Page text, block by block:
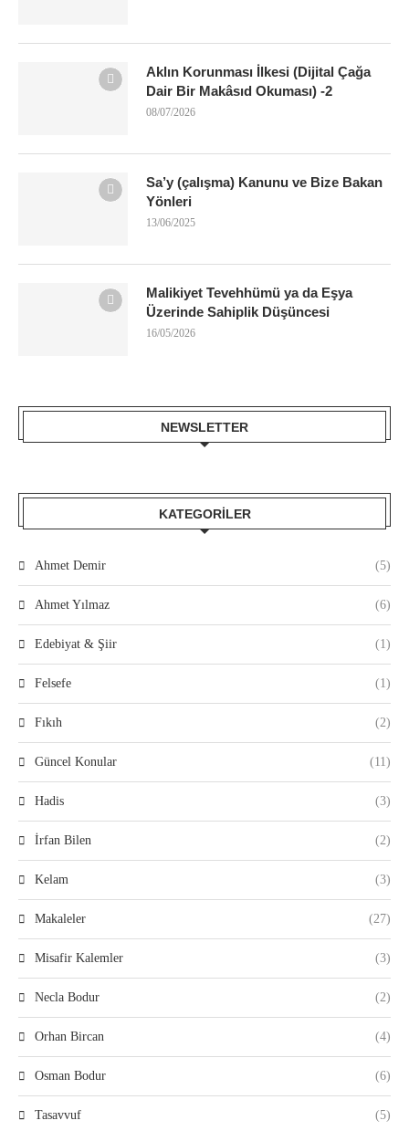
Aklın Korunması İlkesi (Dijital Çağa
Dair Bir Makâsıd Okuması) -2
08/07/2026
Sa’y (çalışma) Kanunu ve Bize Bakan
Yönleri
13/06/2025
Malikiyet Tevehhümü ya da Eşya
Üzerinde Sahiplik Düşüncesi
16/05/2026
NEWSLETTER
KATEGORILER
Ahmet Demir (5)
Ahmet Yılmaz (6)
Edebiyat & Şiir (1)
Felsefe (1)
Fıkıh (2)
Güncel Konular (11)
Hadis (3)
İrfan Bilen (2)
Kelam (3)
Makaleler (27)
Misafir Kalemler (3)
Necla Bodur (2)
Orhan Bircan (4)
Osman Bodur (6)
Tasavvuf (5)